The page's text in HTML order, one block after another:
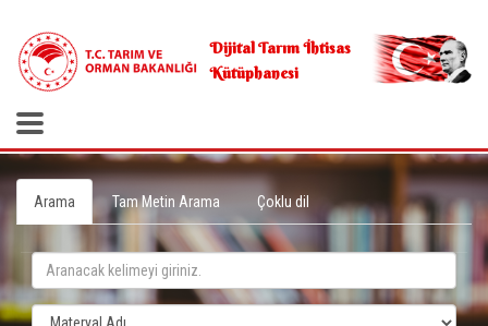
Dijital Tarım İhtisas
Kütüphanesi
Arama Tam Metin Arama Çoklu dil